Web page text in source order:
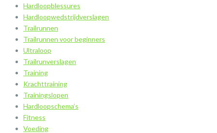
Hardloopblessures
Hardloopwedstrijdverslagen
Trailrunnen
Trailrunnen voor beginners
Ultraloop
Trailrunverslagen
Training
Krachttraining
Trainingslopen
Hardloopschema’s
Fitness
Voeding